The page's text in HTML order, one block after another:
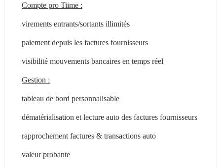
Compte pro Tiime :
virements entrants/sortants illimités
paiement depuis les factures fournisseurs
visibilité mouvements bancaires en temps réel
Gestion :
tableau de bord personnalisable
dématérialisation et lecture auto des factures fournisseurs
rapprochement factures & transactions auto
valeur probante